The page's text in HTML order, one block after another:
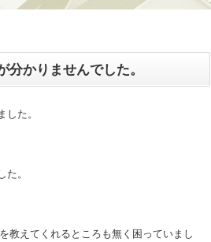
かりませんでした。
た。
。
教えてくれるところも無く困っていまし